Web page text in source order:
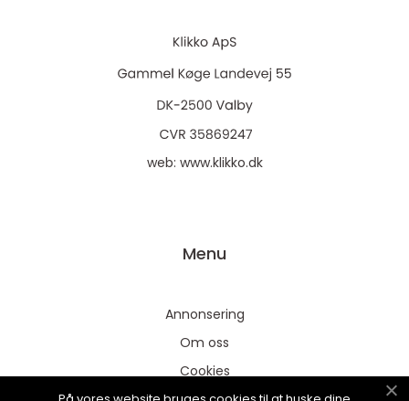
web: www.klikko.dk
Menu
Annonsering
Om oss
Cookies